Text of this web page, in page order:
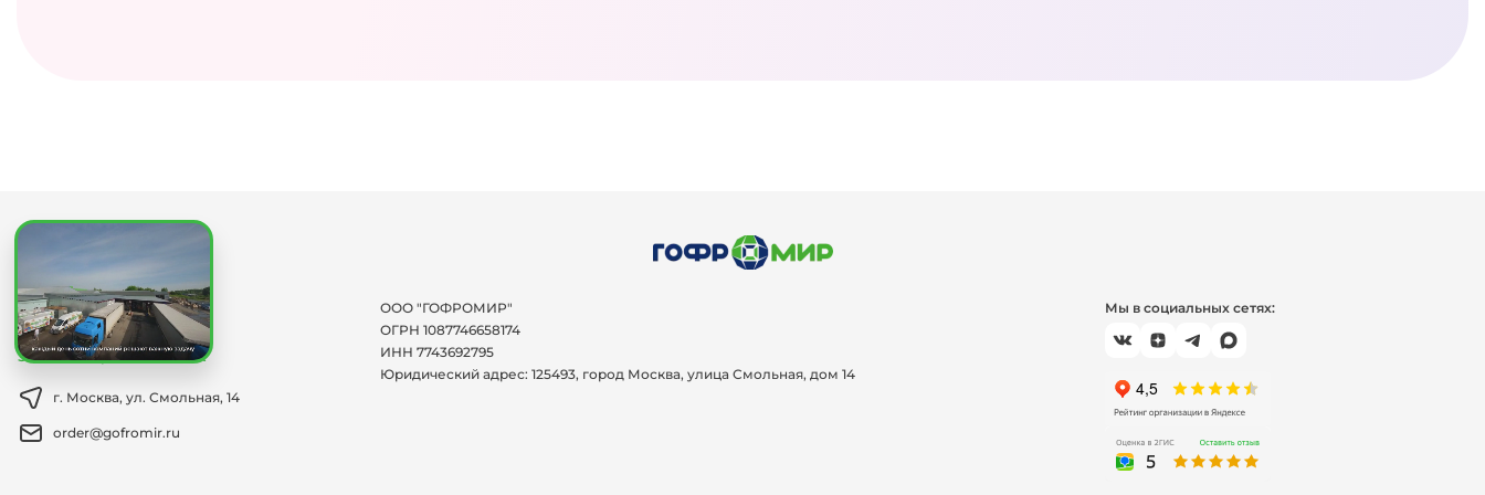
Мы на связи:
+7 (495) 150-12-66
Заказать обратный звонок
г. Москва, ул. Смольная, 14
order@gofromir.ru
ООО "ГОФРОМИР"
ОГРН 1087746658174
ИНН 7743692795
Юридический адрес: 125493, город Москва, улица Смольная, дом 14
Мы в социальных сетях: